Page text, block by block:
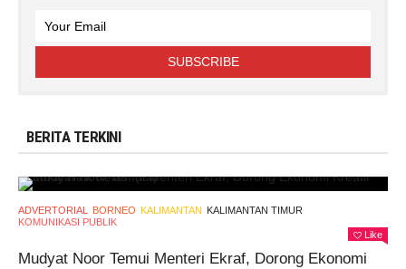
BERITA TERKINI
ADVERTORIAL BORNEO KALIMANTAN
KALIMANTAN TIMUR
KOMUNIKASI PUBLIK
Like
Mudyat Noor Temui Menteri Ekraf, Dorong Ekonomi